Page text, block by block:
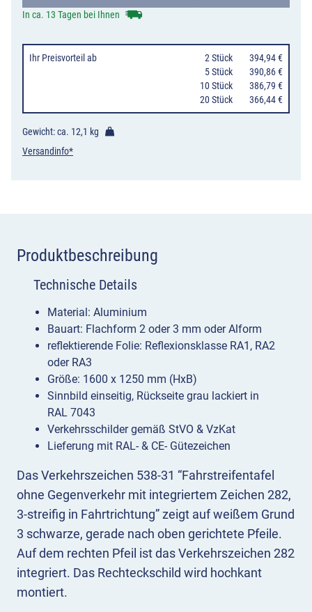
integriertem
Zeichen
282,
3-
In ca. 13 Tagen bei Ihnen
Ihr Preisvorteil ab 2 Stück
394,94 €
5 Stück
390,86 €
10 Stück
386,79 €
20 Stück
366,44 €
Gewicht: ca. 12,1 kg
Versandinfo*
Produktbeschreibung
Das Verkehrszeichen 538-31 “Fahrstreifentafel
ohne Gegenverkehr mit integriertem Zeichen 282,
3-streifig in Fahrtrichtung” zeigt auf weißem Grund
3 schwarze, gerade nach oben gerichtete Pfeile.
Auf dem rechten Pfeil ist das Verkehrszeichen 282
integriert. Das Rechteckschild wird hochkant
montiert.
Technische Details
Material: Aluminium
Bauart: Flachform 2 oder 3 mm oder Alform
reflektierende Folie: Reflexionsklasse RA1, RA2
oder RA3
Größe: 1600 x 1250 mm (HxB)
Sinnbild einseitig, Rückseite grau lackiert in
RAL 7043
Verkehrsschilder gemäß StVO & VzKat
Lieferung mit RAL- & CE- Gütezeichen